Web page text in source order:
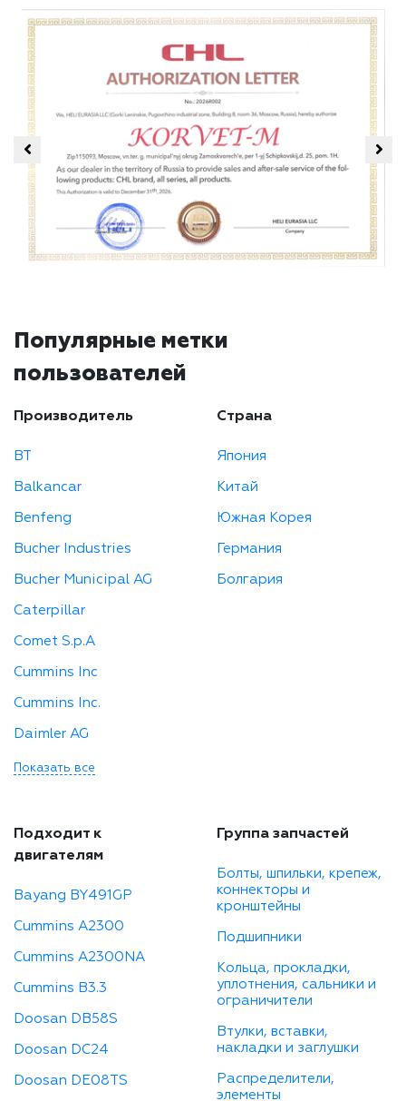
Популярные метки
пользователей
Производитель
BT
Balkancar
Benfeng
Bucher Industries
Bucher Municipal AG
Caterpillar
Comet S.p.A
Cummins Inc
Cummins Inc.
Daimler AG
Показать все
Страна
Япония
Китай
Южная Корея
Германия
Болгария
Подходит к
двигателям
Bayang BY491GP
Cummins A2300
Cummins A2300NA
Cummins B3.3
Doosan DB58S
Doosan DC24
Doosan DE08TS
Группа запчастей
Болты, шпильки, крепеж,
коннекторы и
кронштейны
Подшипники
Кольца, прокладки,
уплотнения, сальники и
ограничители
Втулки, вставки,
накладки и заглушки
Распределители,
элементы